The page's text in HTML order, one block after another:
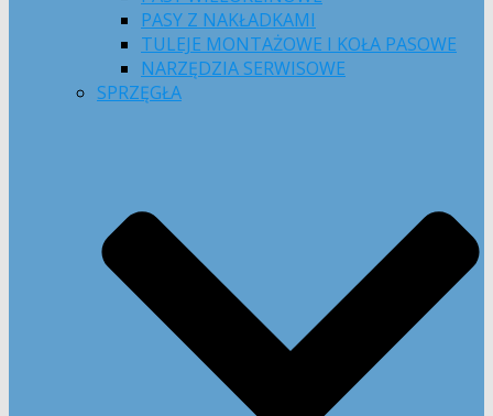
PASY Z NAKŁADKAMI
TULEJE MONTAŻOWE I KOŁA PASOWE
NARZĘDZIA SERWISOWE
SPRZĘGŁA